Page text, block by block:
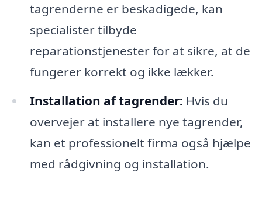
tagrenderne er beskadigede, kan
specialister tilbyde
reparationstjenester for at sikre, at de
fungerer korrekt og ikke lækker.
Installation af tagrender: Hvis du
overvejer at installere nye tagrender,
kan et professionelt firma også hjælpe
med rådgivning og installation.